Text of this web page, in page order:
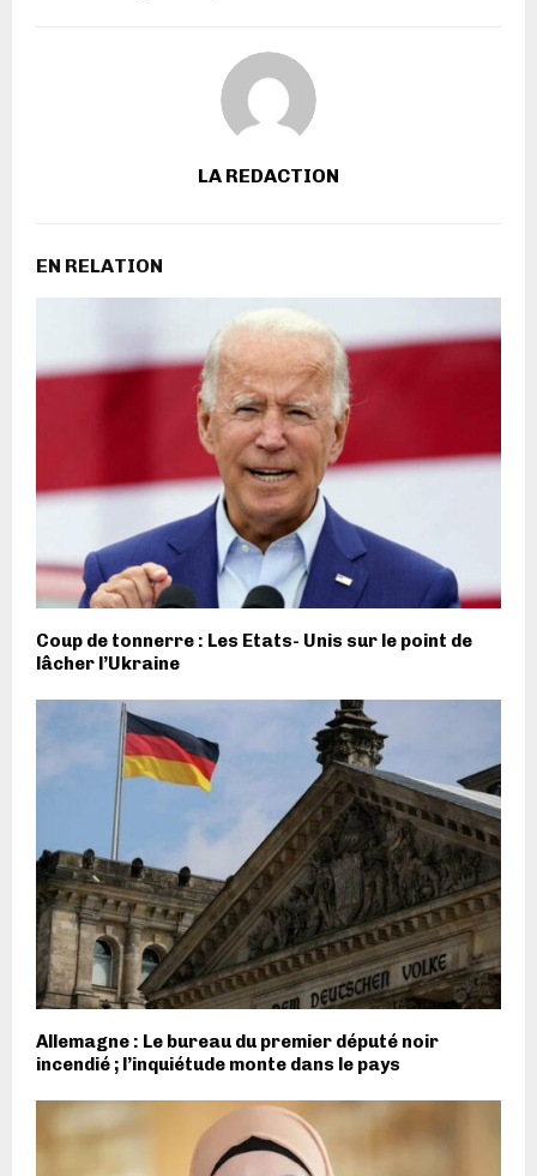
LA REDACTION
EN RELATION
Coup de tonnerre : Les Etats- Unis sur le point de
lâcher l’Ukraine
Allemagne : Le bureau du premier député noir
incendié ; l’inquiétude monte dans le pays